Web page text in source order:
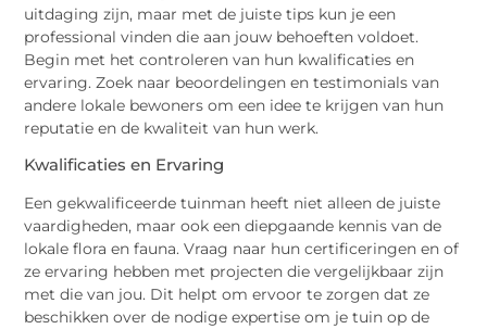
uitdaging zijn, maar met de juiste tips kun je een
professional vinden die aan jouw behoeften voldoet.
Begin met het controleren van hun kwalificaties en
ervaring. Zoek naar beoordelingen en testimonials van
andere lokale bewoners om een idee te krijgen van hun
reputatie en de kwaliteit van hun werk.
Kwalificaties en Ervaring
Een gekwalificeerde tuinman heeft niet alleen de juiste
vaardigheden, maar ook een diepgaande kennis van de
lokale flora en fauna. Vraag naar hun certificeringen en of
ze ervaring hebben met projecten die vergelijkbaar zijn
met die van jou. Dit helpt om ervoor te zorgen dat ze
beschikken over de nodige expertise om je tuin op de